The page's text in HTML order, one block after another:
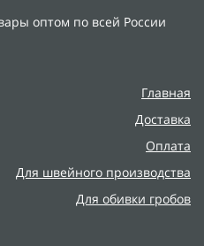
оптом по всей России
Главная
Доставка
Оплата
Для швейного производства
Для обивки гробов